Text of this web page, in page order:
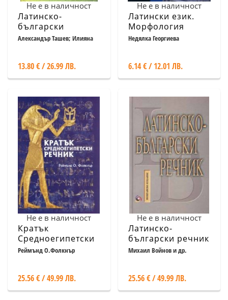
Не е в наличност
Латинско-
български
ботанически
Александър Ташев; Илияна
13.80 € / 26.99 ЛВ.
Не е в наличност
Латински език.
Морфология
Недялка Георгиева
6.14 € / 12.01 ЛВ.
Не е в наличност
Кратък
Средноегипетски
речник
Реймънд О.Фолкнър
25.56 € / 49.99 ЛВ.
Не е в наличност
Латинско-
български речник
Михаил Войнов и др.
25.56 € / 49.99 ЛВ.